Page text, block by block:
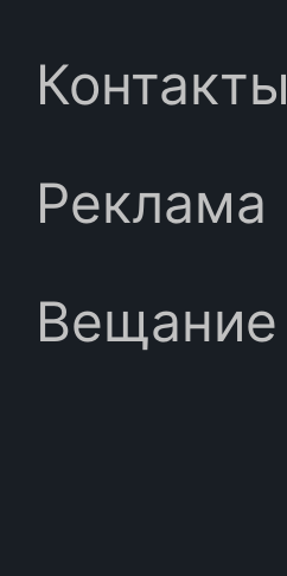
Контакты
Реклама
Вещание